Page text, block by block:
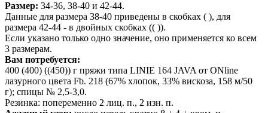
Размер: 34-36, 38-40 и 42-44.
Данные для размера 38-40 приведены в скобках ( ), для
размера 42-44 - в двойных скобках (( )).
Если указано только одно значение, оно применяется ко всем
3 размерам.
Вам потребуется:
400 (400) ((450)) г пряжи типа LINIE 164 JAVA от ONline
лазурного цвета Fb. 218 (67% хлопок, 33% вискоза, 158 м/50
г); спицы № 2,5-3,0.
Резинка: попеременно 2 лиц. п., 2 изн. п.